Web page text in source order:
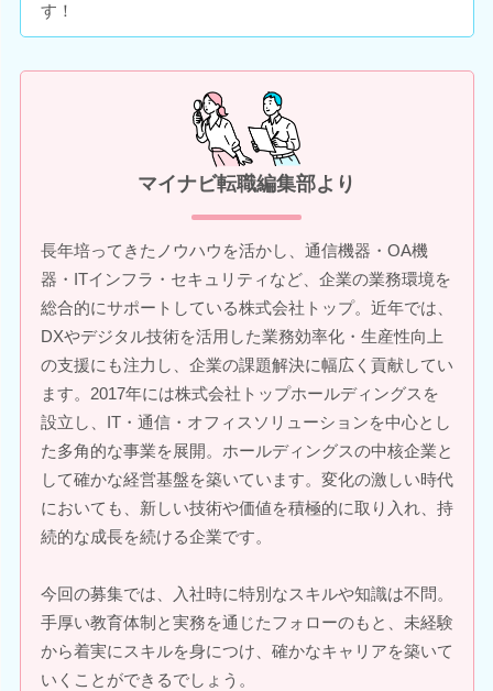
す！
マイナビ転職編集部より
長年培ってきたノウハウを活かし、通信機器・OA機
器・ITインフラ・セキュリティなど、企業の業務環境を
総合的にサポートしている株式会社トップ。近年では、
DXやデジタル技術を活用した業務効率化・生産性向上
の支援にも注力し、企業の課題解決に幅広く貢献してい
ます。2017年には株式会社トップホールディングスを
設立し、IT・通信・オフィスソリューションを中心とし
た多角的な事業を展開。ホールディングスの中核企業と
して確かな経営基盤を築いています。変化の激しい時代
においても、新しい技術や価値を積極的に取り入れ、持
続的な成長を続ける企業です。
今回の募集では、入社時に特別なスキルや知識は不問。
手厚い教育体制と実務を通じたフォローのもと、未経験
から着実にスキルを身につけ、確かなキャリアを築いて
いくことができるでしょう。